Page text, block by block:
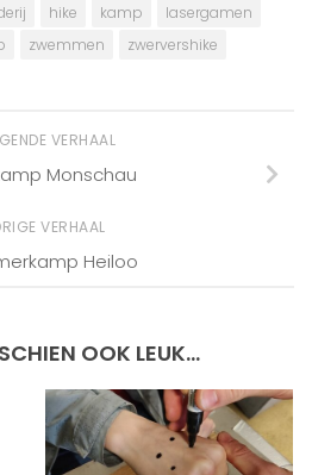
hike kamp
lasergamen
zwemmen zwervershike
VERHAAL
Monschau
VERHAAL
Heiloo
OOK LEUK...